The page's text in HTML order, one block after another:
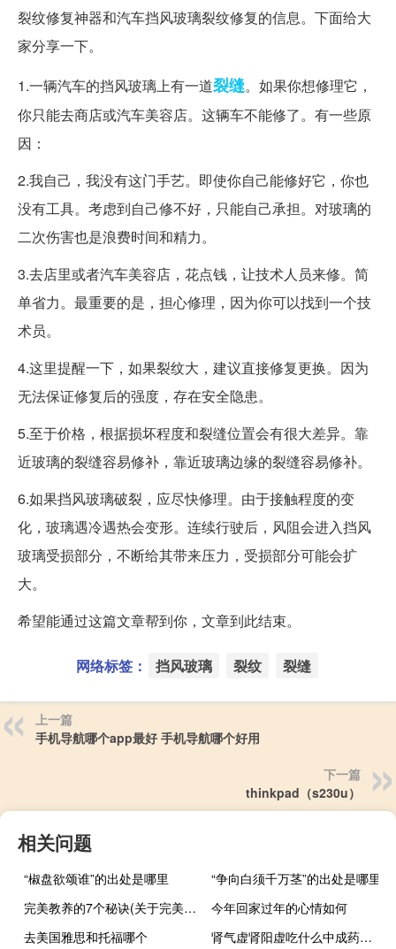
裂纹修复神器和汽车挡风玻璃裂纹修复的信息。下面给大
家分享一下。
1.一辆汽车的挡风玻璃上有一道裂缝。如果你想修理它，
你只能去商店或汽车美容店。这辆车不能修了。有一些原
因：
2.我自己，我没有这门手艺。即使你自己能修好它，你也
没有工具。考虑到自己修不好，只能自己承担。对玻璃的
二次伤害也是浪费时间和精力。
3.去店里或者汽车美容店，花点钱，让技术人员来修。简
单省力。最重要的是，担心修理，因为你可以找到一个技
术员。
4.这里提醒一下，如果裂纹大，建议直接修复更换。因为
无法保证修复后的强度，存在安全隐患。
5.至于价格，根据损坏程度和裂缝位置会有很大差异。靠
近玻璃的裂缝容易修补，靠近玻璃边缘的裂缝容易修补。
6.如果挡风玻璃破裂，应尽快修理。由于接触程度的变
化，玻璃遇冷遇热会变形。连续行驶后，风阻会进入挡风
玻璃受损部分，不断给其带来压力，受损部分可能会扩
大。
希望能通过这篇文章帮到你，文章到此结束。
网络标签： 挡风玻璃 裂纹 裂缝
上一篇
手机导航哪个app最好 手机导航哪个好用
下一篇
thinkpad（s230u）
相关问题
“椒盘欲颂谁”的出处是哪里
“争向白须千万茎”的出处是哪里
完美教养的7个秘诀(关于完美教养的7个秘诀简述)
今年回家过年的心情如何
去美国雅思和托福哪个
肾气虚肾阳虚吃什么中成药（肾阳虚吃什么中成药）